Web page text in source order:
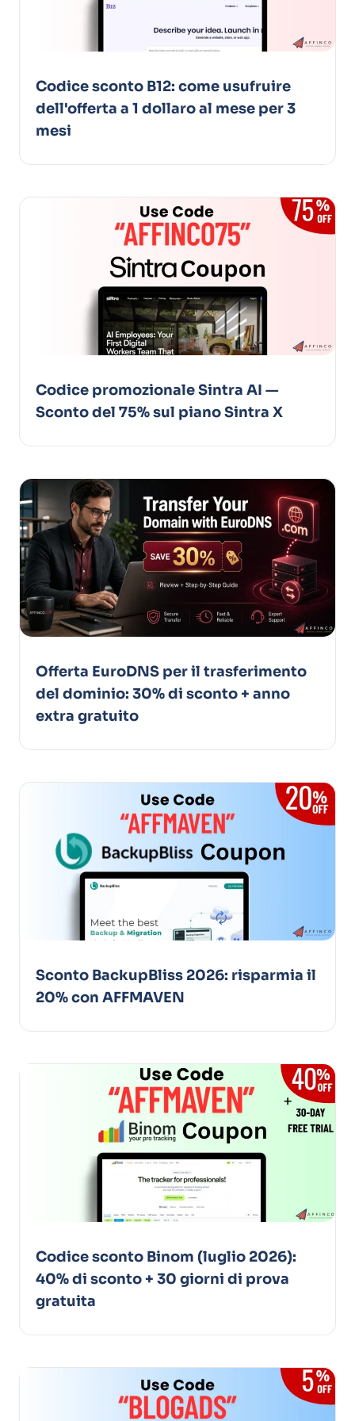
Codice sconto B12: come usufruire
dell'offerta a 1 dollaro al mese per 3
mesi
Codice promozionale Sintra AI —
Sconto del 75% sul piano Sintra X
Offerta EuroDNS per il trasferimento
del dominio: 30% di sconto + anno
extra gratuito
Sconto BackupBliss 2026: risparmia il
20% con AFFMAVEN
Codice sconto Binom (luglio 2026):
40% di sconto + 30 giorni di prova
gratuita